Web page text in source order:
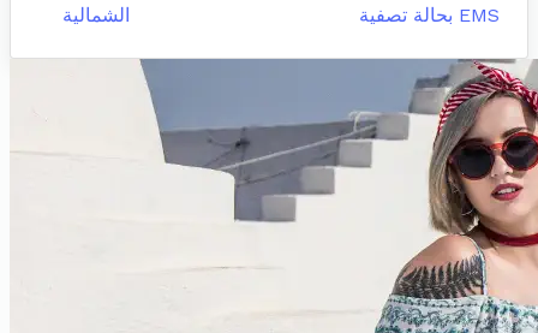
EMS بحالة تصفية
الشمالية